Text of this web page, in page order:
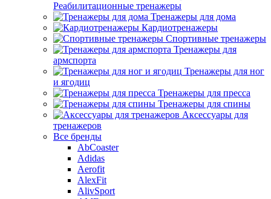
Реабилитационные тренажеры
Тренажеры для дома
Кардиотренажеры
Спортивные тренажеры
Тренажеры для
армспорта
Тренажеры для ног
и ягодиц
Тренажеры для пресса
Тренажеры для спины
Аксессуары для
тренажеров
Все бренды
AbCoaster
Adidas
Aerofit
AlexFit
AlivSport